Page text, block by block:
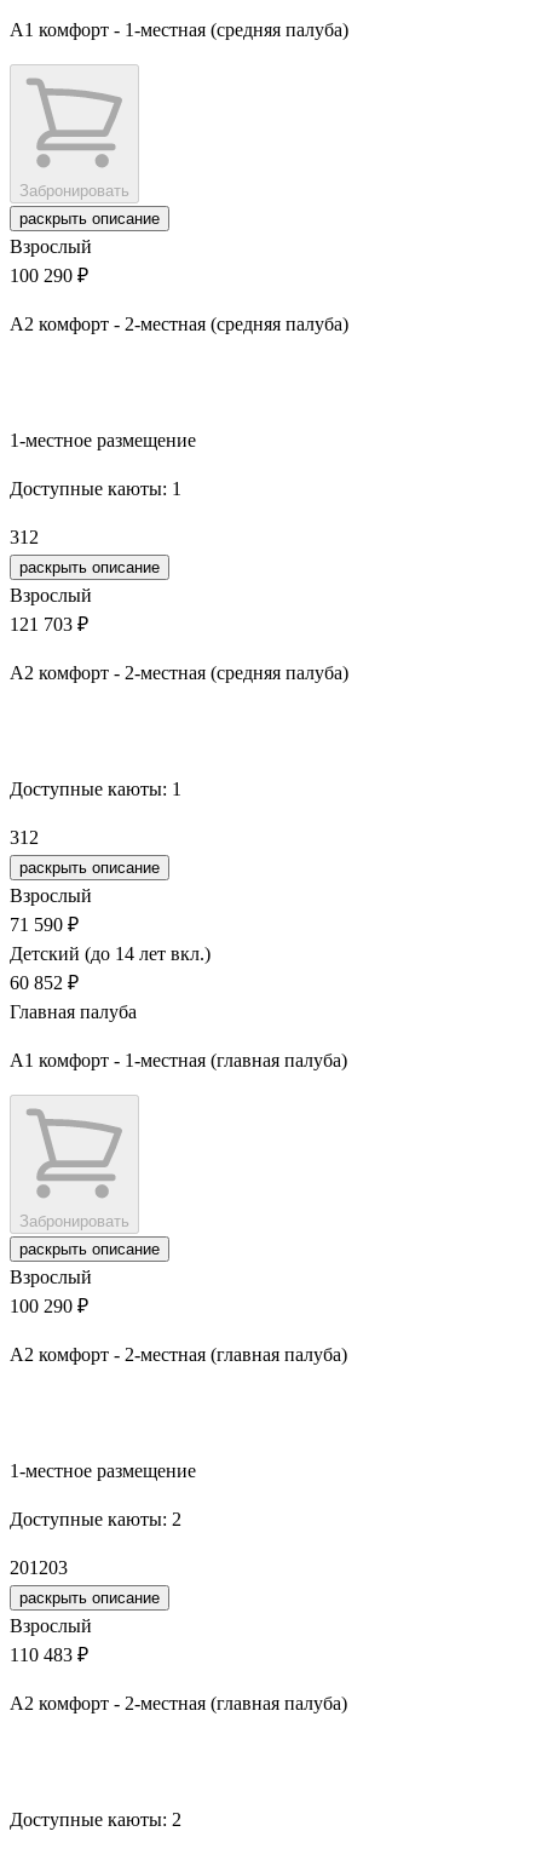
А1 комфорт - 1-местная (средняя палуба)
Забронировать
раскрыть описание
Взрослый
100 290 ₽
А2 комфорт - 2-местная (средняя палуба)
1-местное размещение
Доступные каюты: 1
312
раскрыть описание
Взрослый
121 703 ₽
А2 комфорт - 2-местная (средняя палуба)
Доступные каюты: 1
312
раскрыть описание
Взрослый
71 590 ₽
Детский (до 14 лет вкл.)
60 852 ₽
Главная палуба
А1 комфорт - 1-местная (главная палуба)
Забронировать
раскрыть описание
Взрослый
100 290 ₽
А2 комфорт - 2-местная (главная палуба)
1-местное размещение
Доступные каюты: 2
201 203
раскрыть описание
Взрослый
110 483 ₽
А2 комфорт - 2-местная (главная палуба)
Доступные каюты: 2